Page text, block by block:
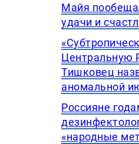
Майя
удачи и
Центральную
Тишковец
аномальной
Россияне
«народные